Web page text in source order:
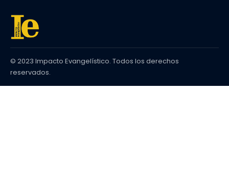
© 2023 Impacto Evangelístico. Todos los derechos
reservados.